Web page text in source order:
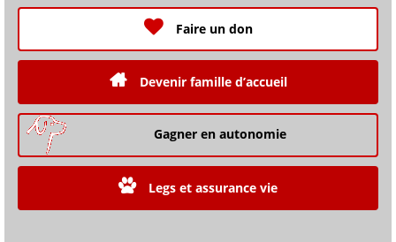
Faire un don
Devenir famille d’accueil
Gagner en autonomie
Legs et assurance vie